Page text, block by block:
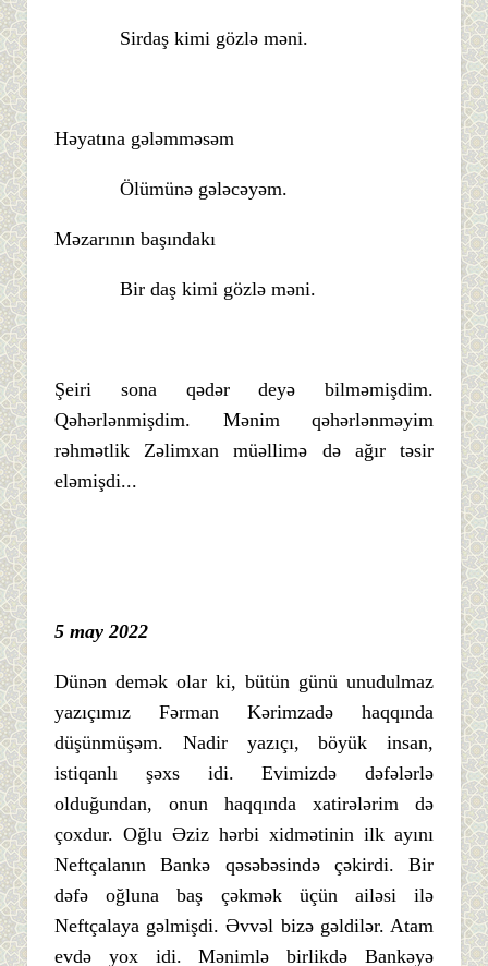
Sirdaş kimi gözlə məni.
Həyatına gələmməsəm
Ölümünə gələcəyəm.
Məzarının başındakı
Bir daş kimi gözlə məni.
Şeiri sona qədər deyə bilməmişdim.
Qəhərlənmişdim. Mənim qəhərlənməyim
rəhmətlik Zəlimxan müəllimə də ağır təsir
eləmişdi...
5 may 2022
Dünən demək olar ki, bütün günü unudulmaz
yazıçımız Fərman Kərimzadə haqqında
düşünmüşəm. Nadir yazıçı, böyük insan,
istiqanlı şəxs idi. Evimizdə dəfələrlə
olduğundan, onun haqqında xatirələrim də
çoxdur. Oğlu Əziz hərbi xidmətinin ilk ayını
Neftçalanın Bankə qəsəbəsində çəkirdi. Bir
dəfə oğluna baş çəkmək üçün ailəsi ilə
Neftçalaya gəlmişdi. Əvvəl bizə gəldilər. Atam
evdə yox idi. Mənimlə birlikdə Bankəyə